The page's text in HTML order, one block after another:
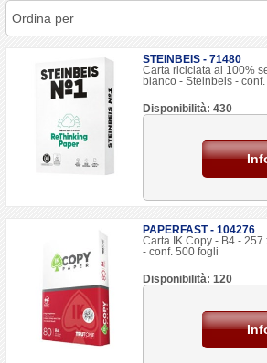
Ordina per
STEINBEIS - 71480
Carta riciclata al 100%
bianco - Steinbeis -
Disponibilità: 430
PAPERFAST - 104276
Carta IK Copy - B4 -
- conf. 500 fogli
Disponibilità: 120